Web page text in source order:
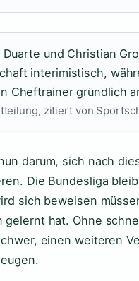
Duarte und Christian
interimistisch,
Cheftrainer gründlich
zitiert von
darum, sich nach
Die Bundesliga
sich beweisen
gelernt hat. Ohne
einen weiteren